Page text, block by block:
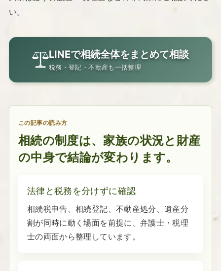
い。
LINEで相続全体をまとめて相談
税務・登記・不動産も一括整理
この記事の読み方
相続の制度は、家族の状況と財産
の中身で結論が変わります。
法律と税務を分けずに確認
相続税申告、相続登記、不動産処分、遺産分
割が同時に動く場面を前提に、弁護士・税理
士の両面から整理しています。